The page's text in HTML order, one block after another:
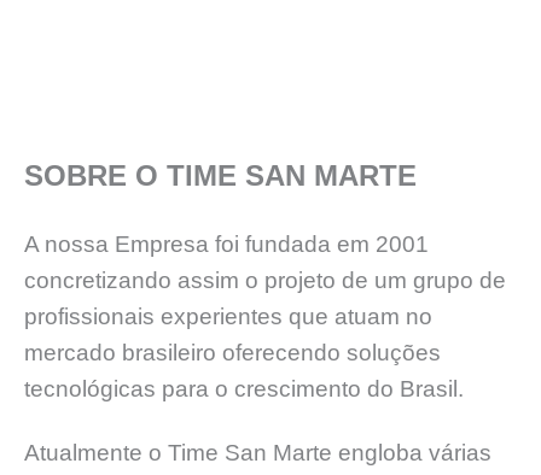
SOBRE O TIME SAN MARTE
A nossa Empresa foi fundada em 2001
concretizando assim o projeto de um grupo de
profissionais experientes que atuam no
mercado brasileiro oferecendo soluções
tecnológicas para o crescimento do Brasil.
Atualmente o Time San Marte engloba várias